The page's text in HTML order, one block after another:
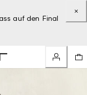
auf den Final